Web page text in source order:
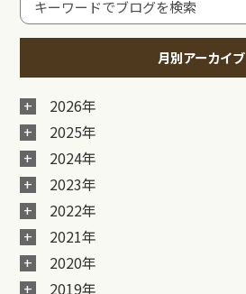
月別アーカイブ
2026年
2025年
2024年
2023年
2022年
2021年
2020年
2019年